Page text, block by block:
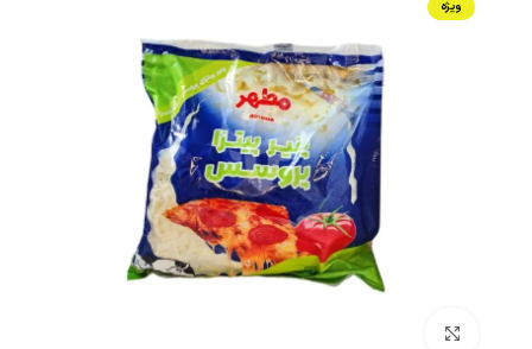
ویژه